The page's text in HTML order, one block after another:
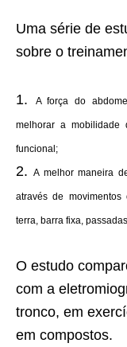
Uma série de
sobre o
A força do
melhorar a mobilidade
funcional;
A melhor maneira
através de movimentos
terra, barra fixa,
O estudo
com a
tronco, em
em compostos.